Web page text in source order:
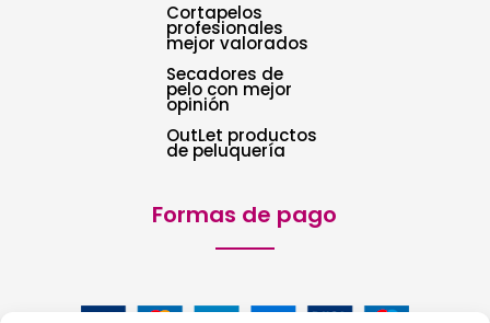
Cortapelos
profesionales
mejor valorados
Secadores de
pelo con mejor
opinión
OutLet productos
de peluquería
Formas de pago